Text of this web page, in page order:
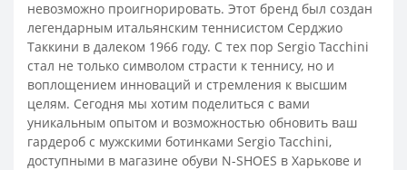
Мужские зимние ботинки на толстой подошве
Ботинки мужские зимние кожаные классические
Зимние классические ботинки мужские
Зимние мужские ботинки с натуральным мехом
Зимние ботинки мужские кожаные с мехом
Ботинки мужские зимние кожаные
невозможно проигнорировать. Этот бренд был создан
легендарным итальянским теннисистом Серджио
Таккини в далеком 1966 году. С тех пор Sergio Tacchini
стал не только символом страсти к теннису, но и
воплощением инноваций и стремления к высшим
целям. Сегодня мы хотим поделиться с вами
уникальным опытом и возможностью обновить ваш
гардероб с мужскими ботинками Sergio Tacchini,
доступными в магазине обуви N-SHOES в Харькове и